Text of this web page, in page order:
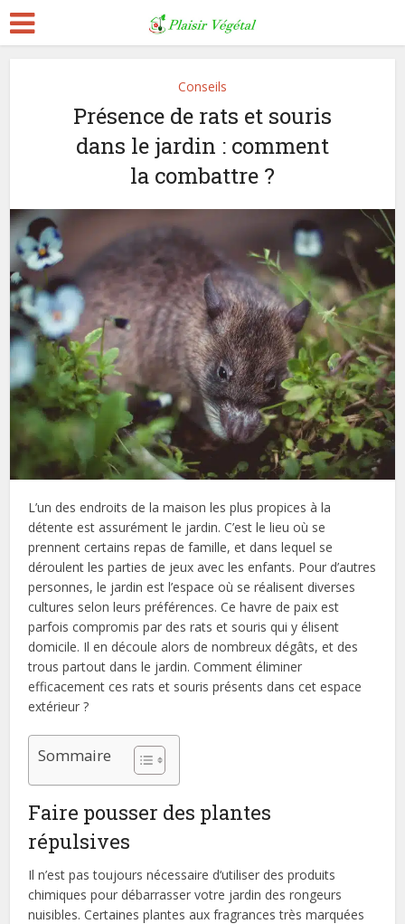
Conseils
Présence de rats et souris
dans le jardin : comment
la combattre ?
L’un des endroits de la maison les plus propices à la
détente est assurément le jardin. C’est le lieu où se
prennent certains repas de famille, et dans lequel se
déroulent les parties de jeux avec les enfants. Pour d’autres
personnes, le jardin est l’espace où se réalisent diverses
cultures selon leurs préférences. Ce havre de paix est
parfois compromis par des rats et souris qui y élisent
domicile. Il en découle alors de nombreux dégâts, et des
trous partout dans le jardin. Comment éliminer
efficacement ces rats et souris présents dans cet espace
extérieur ?
Sommaire
Faire pousser des plantes
répulsives
Il n’est pas toujours nécessaire d‘utiliser des produits
chimiques pour débarrasser votre jardin des rongeurs
nuisibles. Certaines plantes aux fragrances très marquées